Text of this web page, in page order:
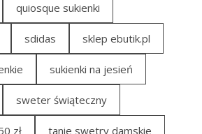
quiosque sukienki
sdidas sklep ebutik.pl
sukienki na jesień
sweter świąteczny
zł tanie swetry damskie